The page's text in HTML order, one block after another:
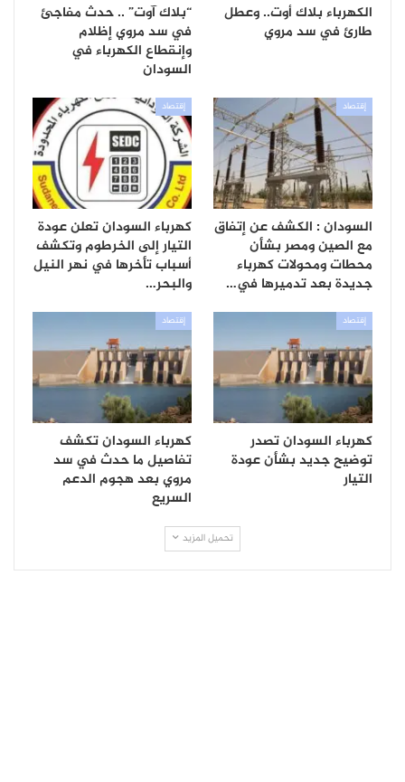
الكهرباء بلاك أوت.. وعطل
طارئ في سد مروي
“بلاك آوت” .. حدث مفاجئ
في سد مروي إظلام
وإنقطاع الكهرباء في
السودان
إقتصاد
السودان : الكشف عن إتفاق
مع الصين ومصر بشأن
محطات ومحولات كهرباء
جديدة بعد تدميرها في…
إقتصاد
كهرباء السودان تعلن عودة
التيار إلى الخرطوم وتكشف
أسباب تأخرها في نهر النيل
والبحر…
إقتصاد
كهرباء السودان تصدر
توضيح جديد بشأن عودة
التيار
إقتصاد
كهرباء السودان تكشف
تفاصيل ما حدث في سد
مروي بعد هجوم الدعم
السريع
تحميل المزيد